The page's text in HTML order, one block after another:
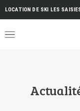
LOCATION DE SKI LES